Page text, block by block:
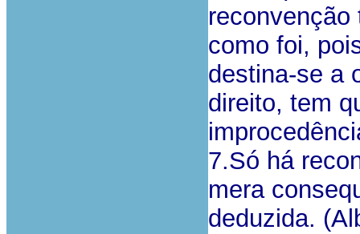
como foi,
destina-se a
direito, tem
7.Só há
mera
deduzida.